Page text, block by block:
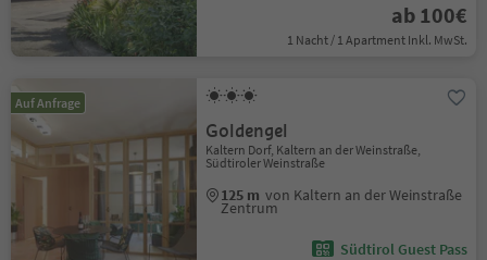
ab 100€
1 Nacht / 1 Apartment Inkl. MwSt.
Auf Anfrage
Goldengel
Kaltern Dorf, Kaltern an der Weinstraße,
Südtiroler Weinstraße
125 m von Kaltern an der Weinstraße
Zentrum
Südtirol Guest Pass